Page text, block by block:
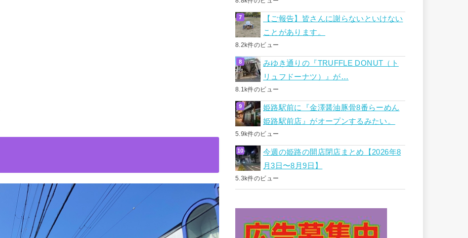
【ご報告】皆さんに謝らないといけない
ことがあります。
8.2k件のビュー
みゆき通りの『TRUFFLE DONUT（ト
リュフドーナツ）』が…
8.1k件のビュー
姫路駅前に『金澤醤油豚骨8番らーめん
姫路駅前店』がオープンするみたい。
5.9k件のビュー
今週の姫路の開店閉店まとめ【2026年8
月3日〜8月9日】
5.3k件のビュー